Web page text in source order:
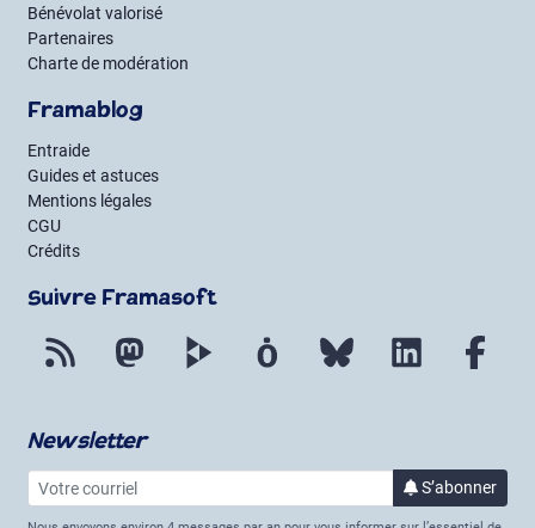
Bénévolat valorisé
Partenaires
Charte de modération
Framablog
Entraide
Guides et astuces
Mentions légales
CGU
Crédits
Suivre Framasoft
Flux RSS Mastodon PeerTube Mobilizon Bluesky LinkedIn
Newsletter
Votre courriel S’abonnerà la